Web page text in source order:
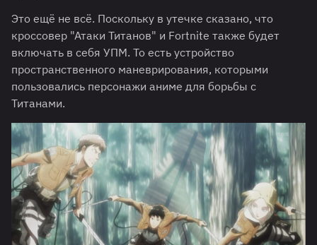
Это ещё не всё. Поскольку в утечке сказано, что
кроссовер "Атаки Титанов" и Fortnite также будет
включать в себя УПМ. То есть устройство
пространственного маневрирования, которыми
пользовались персонажи аниме для борьбы с
Титанами.